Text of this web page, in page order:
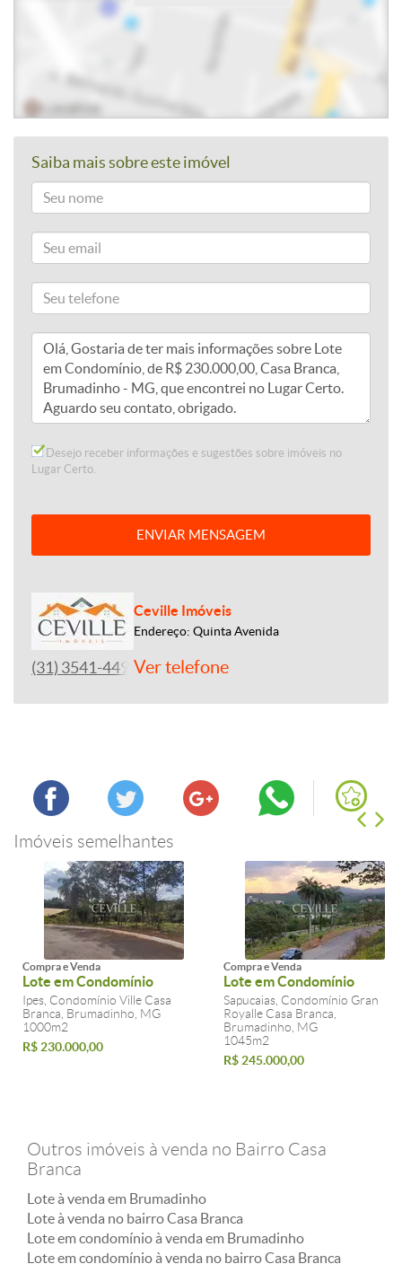
Saiba mais sobre este imóvel
Desejo receber informações e sugestões sobre imóveis no
Lugar Certo.
ENVIAR MENSAGEM
Ceville Imóveis
Endereço: Quinta Avenida
(31) 3541-4492Ver telefone
Imóveis semelhantes
Compra e Venda
Lote em Condomínio
Ipes, Condomínio Ville Casa
Branca, Brumadinho, MG
1000m2
R$ 230.000,00
Compra e Venda
Lote em Condomínio
Sapucaias, Condomínio Gran
Royalle Casa Branca,
Brumadinho, MG
1045m2
R$ 245.000,00
Outros imóveis à venda no Bairro Casa
Branca
Lote à venda em Brumadinho
Lote à venda no bairro Casa Branca
Lote em condomínio à venda em Brumadinho
Lote em condomínio à venda no bairro Casa Branca